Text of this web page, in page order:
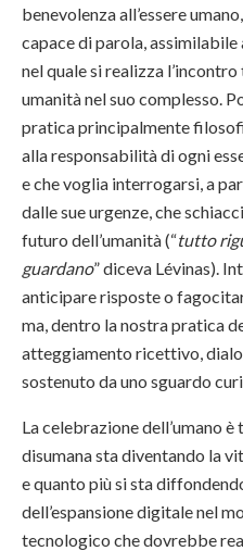
benevolenza all’essere
capace di parola, assimilabile
nel quale si realizza l’incontro
umanità nel suo complesso.
pratica principalmente
alla responsabilità di ogni
e che voglia interrogarsi, a
dalle sue urgenze, che
futuro dell’umanità (“tutto
guardano” diceva Lévinas).
anticipare risposte o
ma, dentro la nostra pratica
atteggiamento ricettivo,
sostenuto da uno sguardo
La celebrazione dell’umano
disumana sta diventando la
e quanto più si sta
dell’espansione digitale nel
tecnologico che dovrebbe